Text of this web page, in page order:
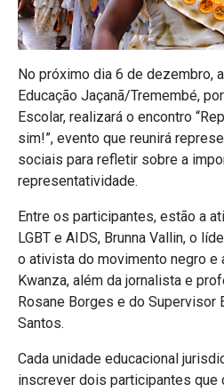
No próximo dia 6 de dezembro,
Educação Jaçanã/Tremembé,
Escolar, realizará o encontro
sim!”, evento que reunirá
sociais para refletir sobre a
representatividade.
Entre os participantes, estão a
LGBT e AIDS, Brunna Vallin, o
o ativista do movimento negro e
Kwanza, além da jornalista e
Rosane Borges e do Supervisor
Santos.
Cada unidade educacional
inscrever dois participantes que